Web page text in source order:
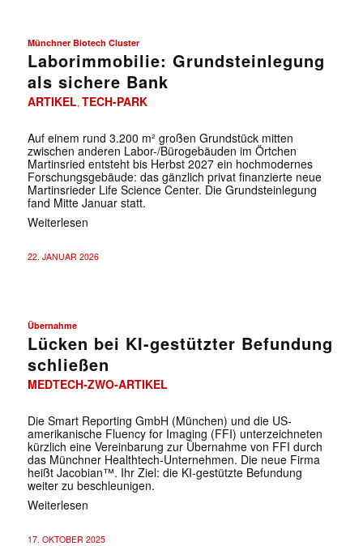
Münchner Biotech Cluster
Laborimmobilie: Grundsteinlegung
als sichere Bank
ARTIKEL TECH-PARK
Auf einem rund 3.200 m² großen Grundstück mitten
zwischen anderen Labor-/Bürogebäuden im Örtchen
Martinsried entsteht bis Herbst 2027 ein hochmodernes
Forschungsgebäude: das gänzlich privat finanzierte neue
Martinsrieder Life Science Center. Die Grundsteinlegung
fand Mitte Januar statt.
Weiterlesen
22. JANUAR 2026
Übernahme
Lücken bei KI-gestützter Befundung
schließen
MEDTECH-ZWO-ARTIKEL
Die Smart Reporting GmbH (München) und die US-
amerikanische Fluency for Imaging (FFI) unterzeichneten
kürzlich eine Vereinbarung zur Übernahme von FFI durch
das Münchner Healthtech-Unternehmen. Die neue Firma
heißt Jacobian™. Ihr Ziel: die KI-gestützte Befundung
weiter zu beschleunigen.
Weiterlesen
17. OKTOBER 2025